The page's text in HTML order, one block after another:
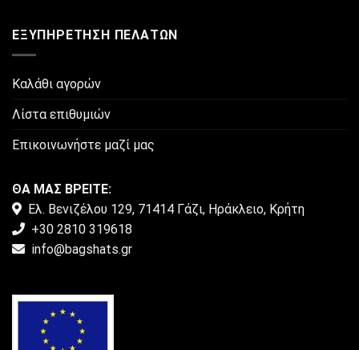
ΕΞΥΠΗΡΈΤΗΣΗ ΠΕΛΑΤΏΝ
Καλάθι αγορών
Λίστα επιθυμιών
Επικοινωνήστε μαζί μας
ΘΑ ΜΑΣ ΒΡΕΙΤΕ:
Ελ. Βενιζέλου 129, 71414 Γάζι, Ηράκλειο, Κρήτη
+30 2810 319618
info@bagshats.gr